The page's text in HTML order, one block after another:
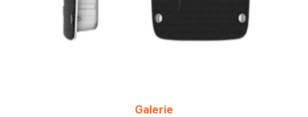
Galerie